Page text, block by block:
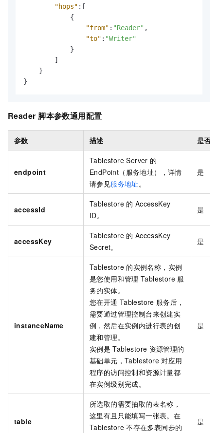
"hops" : [
{
"from" : "Reader" ,
"to" : "Writer"
}
]
}
}
Reader 脚本参数通用配置
参数 描述 是否
endpoint
Tablestore Server 的
EndPoint（服务地址），详情
请参见服务地址。
是
accessId
Tablestore 的 AccessKey
ID。
是
accessKey
Tablestore 的 AccessKey
Secret。
是
instanceName
Tablestore 的实例名称，实例
是您使用和管理 Tablestore 服
务的实体。
您在开通 Tablestore 服务后，
需要通过管理控制台来创建实
例，然后在实例内进行表的创
建和管理。
实例是 Tablestore 资源管理的
基础单元，Tablestore 对应用
程序的访问控制和资源计量都
在实例级别完成。
是
table
所选取的需要抽取的表名称，
这里有且只能填写一张表。在
Tablestore 不存在多表同步的
是